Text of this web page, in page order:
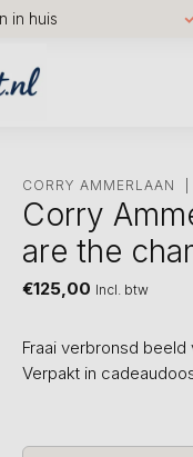
in huis
CORRY AMMERLAAN
Corry
are the
€125,00 Incl. btw
Fraai verbronsd
Verpakt in